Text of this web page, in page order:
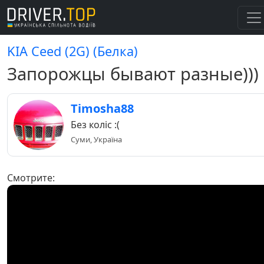
KIA Ceed (2G) (Белка)
Запорожцы бывают разные)))
Timosha88
Без коліс :(
Суми, Україна
Смотрите: